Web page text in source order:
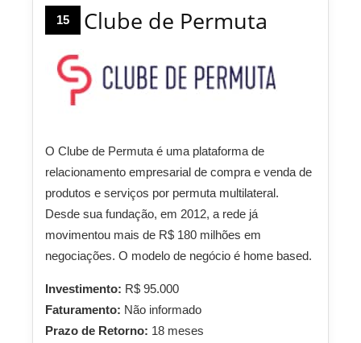
15 Clube de Permuta
O Clube de Permuta é uma plataforma de
relacionamento empresarial de compra e venda de
produtos e serviços por permuta multilateral.
Desde sua fundação, em 2012, a rede já
movimentou mais de R$ 180 milhões em
negociações. O modelo de negócio é home based.
Investimento: R$ 95.000
Faturamento: Não informado
Prazo de Retorno: 18 meses